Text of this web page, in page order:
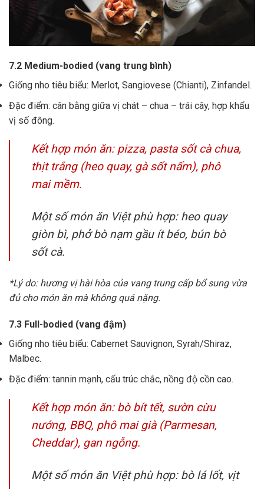
7.2 Medium-bodied (vang trung bình)
Giống nho tiêu biểu: Merlot, Sangiovese (Chianti), Zinfandel.
Đặc điểm: cân bằng giữa vị chát – chua – trái cây, hợp khẩu
vị số đông.
Kết hợp món ăn: pizza, pasta sốt cà chua,
thịt trắng (heo quay, gà sốt nấm), phô
mai mềm.
Một số món ăn Việt phù hợp: heo quay
giòn bì, phở bò nạm gầu ít béo, bún bò
sốt cà.
*Lý do: hương vị hài hòa của vang trung cấp bổ sung vừa
đủ cho món ăn mà không quá nặng.
7.3 Full-bodied (vang đậm)
Giống nho tiêu biểu: Cabernet Sauvignon, Syrah/Shiraz,
Malbec.
Đặc điểm: tannin mạnh, cấu trúc chắc, nồng độ cồn cao.
Kết hợp món ăn: bò bít tết, sườn cừu
nướng, BBQ, phô mai già (Parmesan,
Cheddar), gan ngỗng.
Một số món ăn Việt phù hợp: bò lá lốt, vịt